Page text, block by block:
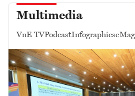
Multimedia
VnE TVPodcastInfographics